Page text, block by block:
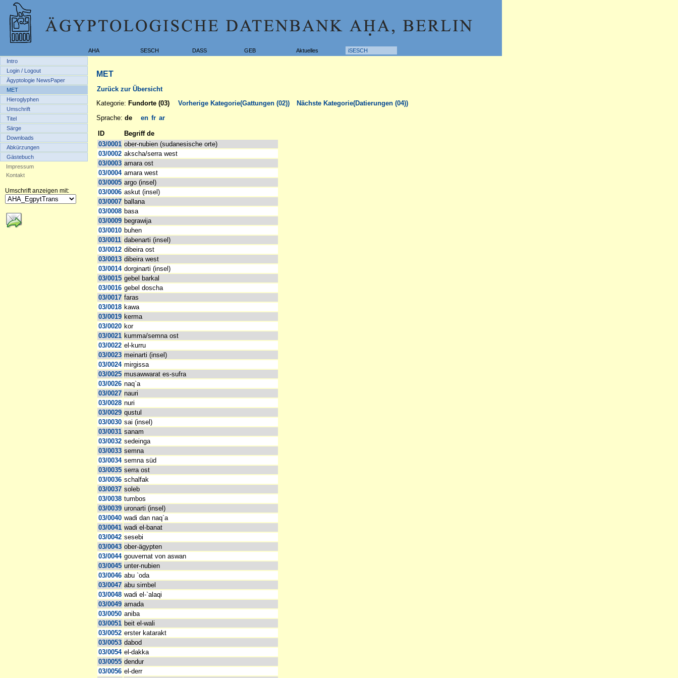
AHA SESCH DASS GEB Aktuelles
iSESCH
Intro
Login / Logout
Ägyptologie NewsPaper
MET
Hieroglyphen
Umschrift
Titel
Särge
Downloads
Abkürzungen
Gästebuch
Impressum
Kontakt
Umschrift anzeigen mit:
MET
Zurück zur Übersicht
Kategorie: Fundorte (03) Vorherige Kategorie(Gattungen (02))
Nächste Kategorie(Datierungen (04))
Sprache: de en fr ar
ID
Begriff de
03/0001 ober-nubien (sudanesische orte)
03/0002 akscha/serra west
03/0003 amara ost
03/0004 amara west
03/0005 argo (insel)
03/0006 askut (insel)
03/0007 ballana
03/0008 basa
03/0009 begrawija
03/0010 buhen
03/0011 dabenarti (insel)
03/0012 dibeira ost
03/0013 dibeira west
03/0014 dorginarti (insel)
03/0015 gebel barkal
03/0016 gebel doscha
03/0017 faras
03/0018 kawa
03/0019 kerma
03/0020 kor
03/0021 kumma/semna ost
03/0022 el-kurru
03/0023 meinarti (insel)
03/0024 mirgissa
03/0025 musawwarat es-sufra
03/0026 naq`a
03/0027 nauri
03/0028 nuri
03/0029 qustul
03/0030 sai (insel)
03/0031 sanam
03/0032 sedeinga
03/0033 semna
03/0034 semna süd
03/0035 serra ost
03/0036 schalfak
03/0037 soleb
03/0038 tumbos
03/0039 uronarti (insel)
03/0040 wadi dan naq`a
03/0041 wadi el-banat
03/0042 sesebi
03/0043 ober-ägypten
03/0044 gouvernat von aswan
03/0045 unter-nubien
03/0046 abu `oda
03/0047 abu simbel
03/0048 wadi el-`alaqi
03/0049 amada
03/0050 aniba
03/0051 beit el-wali
03/0052 erster katarakt
03/0053 dabod
03/0054 el-dakka
03/0055 dendur
03/0056 el-derr